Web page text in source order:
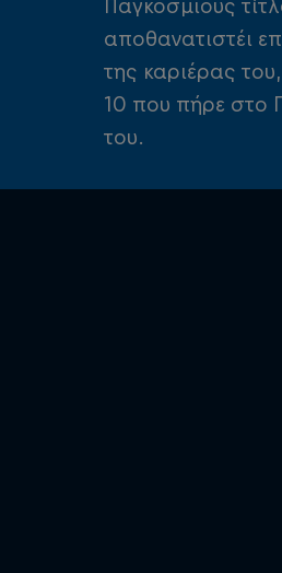
Παγκόσμιους
αποθανατιστέι
της καριέρας
10 που πήρε στο
του.